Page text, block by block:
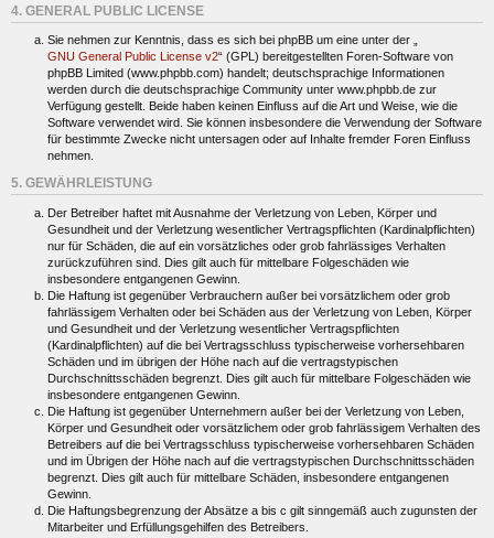
4. GENERAL PUBLIC LICENSE
Sie nehmen zur Kenntnis, dass es sich bei phpBB um eine unter der „
GNU General Public License v2“ (GPL) bereitgestellten Foren-Software von
phpBB Limited (www.phpbb.com) handelt; deutschsprachige Informationen
werden durch die deutschsprachige Community unter www.phpbb.de zur
Verfügung gestellt. Beide haben keinen Einfluss auf die Art und Weise, wie die
Software verwendet wird. Sie können insbesondere die Verwendung der Software
für bestimmte Zwecke nicht untersagen oder auf Inhalte fremder Foren Einfluss
nehmen.
5. GEWÄHRLEISTUNG
Der Betreiber haftet mit Ausnahme der Verletzung von Leben, Körper und
Gesundheit und der Verletzung wesentlicher Vertragspflichten (Kardinalpflichten)
nur für Schäden, die auf ein vorsätzliches oder grob fahrlässiges Verhalten
zurückzuführen sind. Dies gilt auch für mittelbare Folgeschäden wie
insbesondere entgangenen Gewinn.
Die Haftung ist gegenüber Verbrauchern außer bei vorsätzlichem oder grob
fahrlässigem Verhalten oder bei Schäden aus der Verletzung von Leben, Körper
und Gesundheit und der Verletzung wesentlicher Vertragspflichten
(Kardinalpflichten) auf die bei Vertragsschluss typischerweise vorhersehbaren
Schäden und im übrigen der Höhe nach auf die vertragstypischen
Durchschnittsschäden begrenzt. Dies gilt auch für mittelbare Folgeschäden wie
insbesondere entgangenen Gewinn.
Die Haftung ist gegenüber Unternehmern außer bei der Verletzung von Leben,
Körper und Gesundheit oder vorsätzlichem oder grob fahrlässigem Verhalten des
Betreibers auf die bei Vertragsschluss typischerweise vorhersehbaren Schäden
und im Übrigen der Höhe nach auf die vertragstypischen Durchschnittsschäden
begrenzt. Dies gilt auch für mittelbare Schäden, insbesondere entgangenen
Gewinn.
Die Haftungsbegrenzung der Absätze a bis c gilt sinngemäß auch zugunsten der
Mitarbeiter und Erfüllungsgehilfen des Betreibers.